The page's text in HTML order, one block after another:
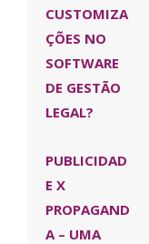
CUSTOMIZA
ÇÕES NO
SOFTWARE
DE GESTÃO
LEGAL?
PUBLICIDAD
E X
PROPAGAND
A – UMA